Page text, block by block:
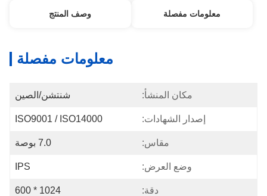
معلومات مفصلة وصف المنتج
معلومات مفصلة
مكان المنشأ: شنتشن/الصين
إصدار الشهادات: ISO9001 / ISO14000
مقاس: 7.0 بوصة
وضع العرض: IPS
دقة: 1024 * 600